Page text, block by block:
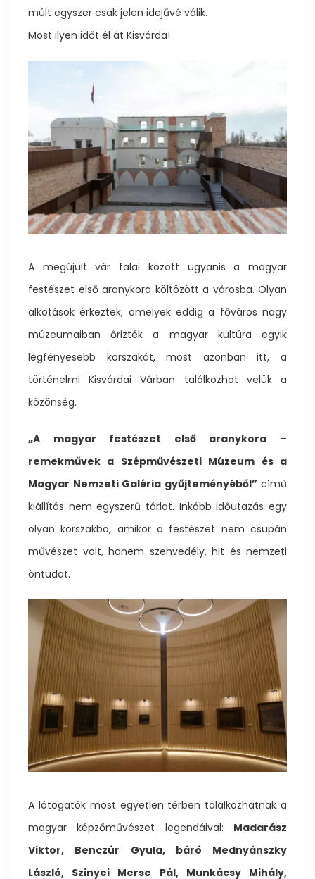
múlt egyszer csak jelen idejűvé válik.
Most ilyen időt él át Kisvárda!
A megújult vár falai között ugyanis a magyar
festészet első aranykora költözött a városba. Olyan
alkotások érkeztek, amelyek eddig a főváros nagy
múzeumaiban őrizték a magyar kultúra egyik
legfényesebb korszakát, most azonban itt, a
történelmi Kisvárdai Várban találkozhat velük a
közönség.
„A magyar festészet első aranykora –
remekművek a Szépművészeti Múzeum és a
Magyar Nemzeti Galéria gyűjteményéből” című
kiállítás nem egyszerű tárlat. Inkább időutazás egy
olyan korszakba, amikor a festészet nem csupán
művészet volt, hanem szenvedély, hit és nemzeti
öntudat.
A látogatók most egyetlen térben találkozhatnak a
magyar képzőművészet legendáival: Madarász
Viktor, Benczúr Gyula, báró Mednyánszky
László, Szinyei Merse Pál, Munkácsy Mihály,